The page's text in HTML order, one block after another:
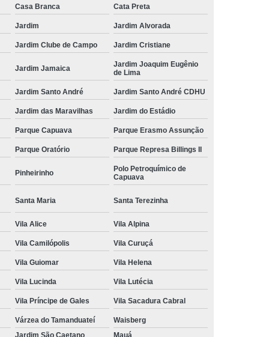
Casa Branca Cata Preta
Jardim Jardim Alvorada
Jardim Clube de Campo Jardim Cristiane
Jardim Jamaica
Jardim Joaquim Eugênio
de Lima
Jardim Santo André Jardim Santo André CDHU
Jardim das Maravilhas Jardim do Estádio
Parque Capuava Parque Erasmo Assunção
Parque Oratório Parque Represa Billings II
Pinheirinho
Polo Petroquímico de
Capuava
Santa Maria Santa Terezinha
Vila Alice Vila Alpina
Vila Camilópolis Vila Curuçá
Vila Guiomar Vila Helena
Vila Lucinda Vila Lutécia
Vila Príncipe de Gales Vila Sacadura Cabral
Várzea do Tamanduateí
Waisberg
Jardim São Caetano Mauá